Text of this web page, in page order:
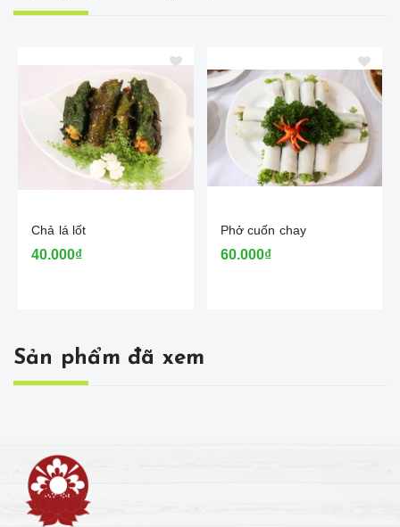
Chả lá lốt
40.000₫
Phở cuốn chay
60.000₫
Sản phẩm đã xem